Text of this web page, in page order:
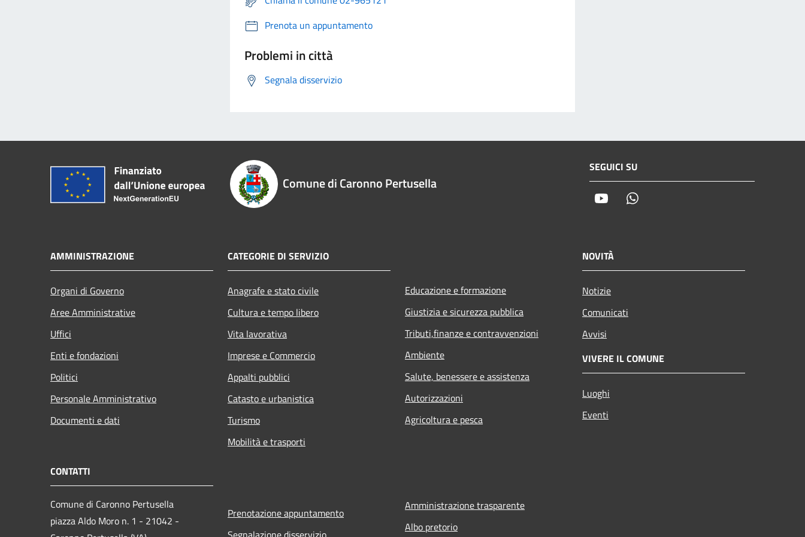
Prenota un appuntamento
Problemi in città
Segnala disservizio
Comune di Caronno Pertusella
SEGUICI SU
Youtube
AMMINISTRAZIONE
Organi di Governo
Aree Amministrative
Uffici
Enti e fondazioni
Politici
Personale Amministrativo
Documenti e dati
CATEGORIE DI SERVIZIO
Anagrafe e stato civile
Cultura e tempo libero
Vita lavorativa
Imprese e Commercio
Appalti pubblici
Catasto e urbanistica
Turismo
Mobilità e trasporti
Educazione e formazione
Giustizia e sicurezza pubblica
Tributi,finanze e contravvenzioni
Ambiente
Salute, benessere e assistenza
Autorizzazioni
Agricoltura e pesca
NOVITÀ
Notizie
Comunicati
Avvisi
VIVERE IL COMUNE
Luoghi
Eventi
CONTATTI
Comune di Caronno Pertusella
piazza Aldo Moro n. 1 - 21042 -
Prenotazione appuntamento
Amministrazione trasparente
Albo pretorio